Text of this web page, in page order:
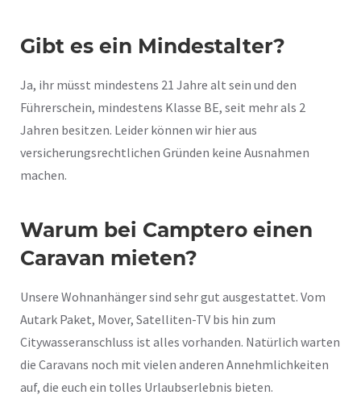
Gibt es ein Mindestalter?
Ja, ihr müsst mindestens 21 Jahre alt sein und den
Führerschein, mindestens Klasse BE, seit mehr als 2
Jahren besitzen. Leider können wir hier aus
versicherungsrechtlichen Gründen keine Ausnahmen
machen.
Warum bei Camptero einen
Caravan mieten?
Unsere Wohnanhänger sind sehr gut ausgestattet. Vom
Autark Paket, Mover, Satelliten-TV bis hin zum
Citywasseranschluss ist alles vorhanden. Natürlich warten
die Caravans noch mit vielen anderen Annehmlichkeiten
auf, die euch ein tolles Urlaubserlebnis bieten.